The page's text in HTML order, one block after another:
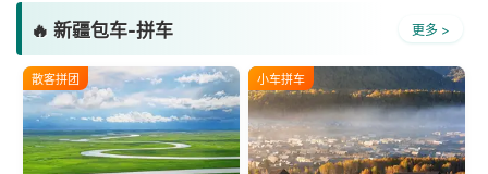
🔥 新疆包车-拼车 更多 >
散客拼团 小车拼车